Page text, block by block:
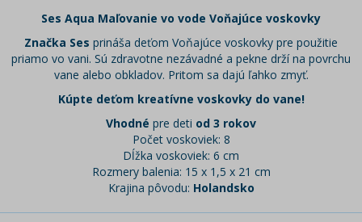
Ses Aqua Maľovanie vo vode Voňajúce voskovky
Značka Ses prináša deťom Voňajúce voskovky pre použitie
priamo vo vani. Sú zdravotne nezávadné a pekne drží na povrchu
vane alebo obkladov. Pritom sa dajú ľahko zmyť.
Kúpte deťom kreatívne voskovky do vane!
Vhodné pre deti od 3 rokov
Počet voskoviek: 8
Dĺžka voskoviek: 6 cm
Rozmery balenia: 15 x 1,5 x 21 cm
Krajina pôvodu: Holandsko